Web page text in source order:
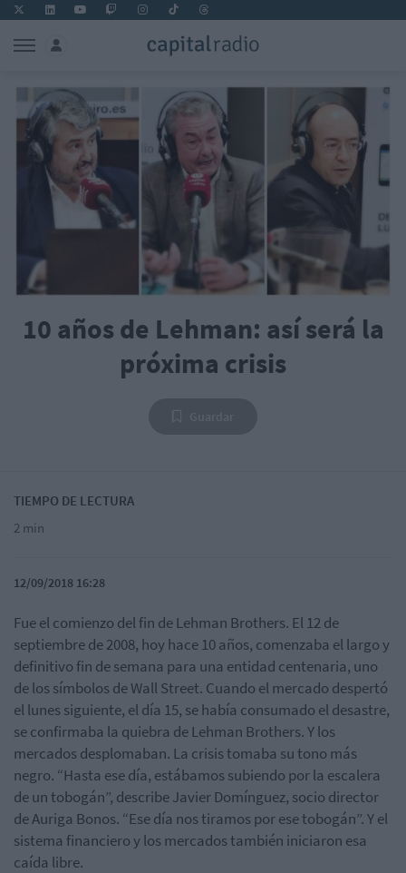
10 años de Lehman: así será la
próxima crisis
TIEMPO DE LECTURA
2 min
12/09/2018 16:28
Fue el comienzo del fin de Lehman Brothers. El 12 de
septiembre de 2008, hoy hace 10 años, comenzaba el largo y
definitivo fin de semana para una entidad centenaria, uno
de los símbolos de Wall Street. Cuando el mercado despertó
el lunes siguiente, el día 15, se había consumado el desastre,
se confirmaba la quiebra de Lehman Brothers. Y los
mercados desplomaban. La crisis tomaba su tono más
negro. “Hasta ese día, estábamos subiendo por la escalera
de un tobogán”, describe Javier Domínguez, socio director
de Auriga Bonos. “Ese día nos tiramos por ese tobogán”. Y el
sistema financiero y los mercados también iniciaron esa
caída libre.